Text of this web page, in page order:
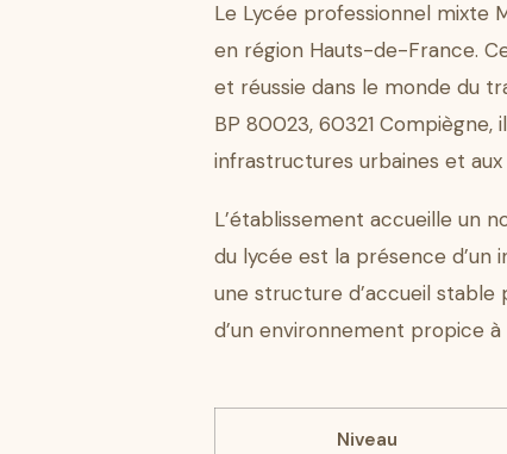
Le Lycée professionnel mixte
en région Hauts-de-France.
et réussie dans le monde du
BP 80023, 60321 Compiègne,
infrastructures urbaines et
L’établissement accueille un
du lycée est la présence
une structure d’accueil
d’un environnement propice
Niveau